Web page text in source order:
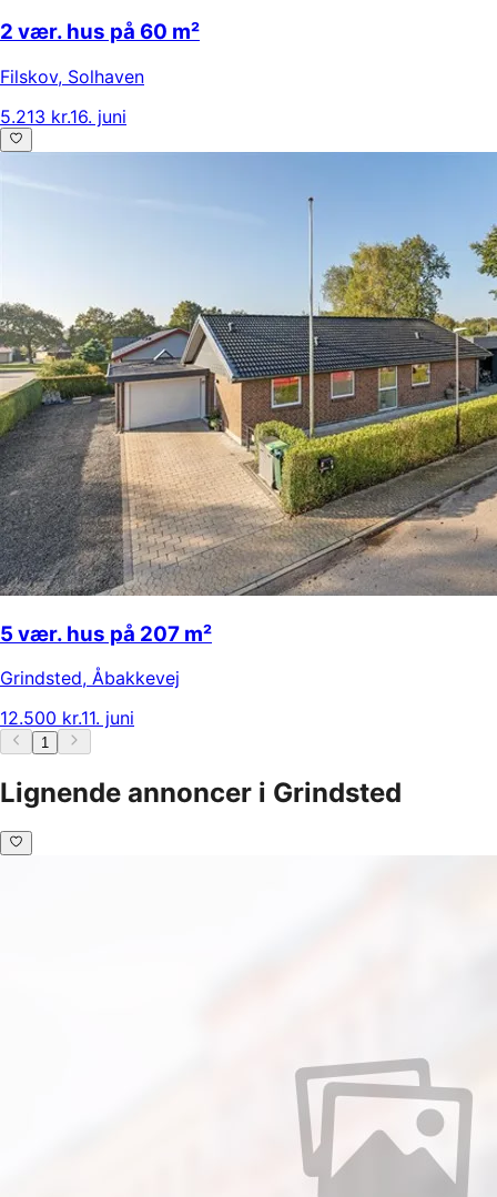
2 vær. hus på 60 m²
Filskov, Solhaven
5.213 kr.16. juni
5 vær. hus på 207 m²
Grindsted, Åbakkevej
12.500 kr.11. juni
1
Lignende annoncer i Grindsted